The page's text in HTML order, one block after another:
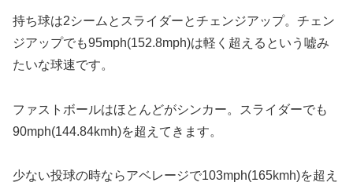
持ち球は2シームとスライダーとチェンジアップ。チェン
ジアップでも95mph(152.8mph)は軽く超えるという嘘み
たいな球速です。
ファストボールはほとんどがシンカー。スライダーでも
90mph(144.84kmh)を超えてきます。
少ない投球の時ならアベレージで103mph(165kmh)を超え